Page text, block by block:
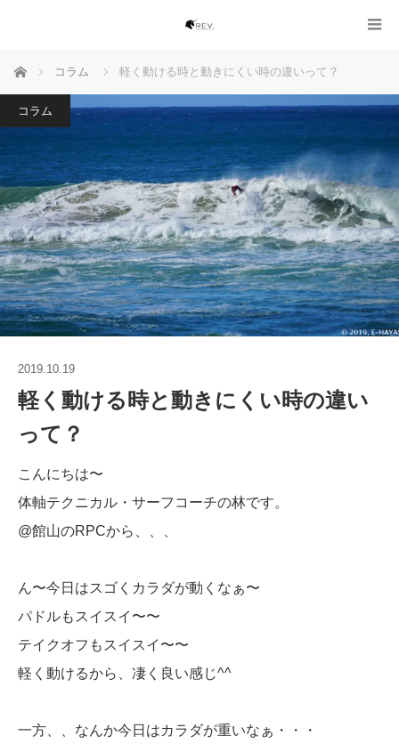
ホーム コラム 軽く動ける時と動きにくい時の違いって？
コラム
2019.10.19
軽く動ける時と動きにくい時の違い
って？
こんにちは〜
体軸テクニカル・サーフコーチの林です。
@館山のRPCから、、、
ん〜今日はスゴくカラダが動くなぁ〜
パドルもスイスイ〜〜
テイクオフもスイスイ〜〜
軽く動けるから、凄く良い感じ^^
一方、、なんか今日はカラダが重いなぁ・・・